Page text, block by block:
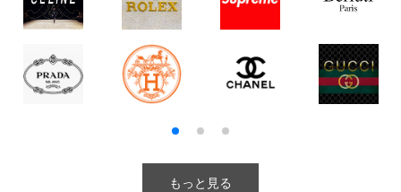
もっと見る